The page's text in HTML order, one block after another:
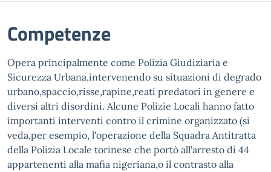
Competenze
Opera principalmente come Polizia Giudiziaria e
Sicurezza Urbana,intervenendo su situazioni di degrado
urbano,spaccio,risse,rapine,reati predatori in genere e
diversi altri disordini. Alcune Polizie Locali hanno fatto
importanti interventi contro il crimine organizzato (si
veda,per esempio, l'operazione della Squadra Antitratta
della Polizia Locale torinese che portò all'arresto di 44
appartenenti alla mafia nigeriana,o il contrasto alla